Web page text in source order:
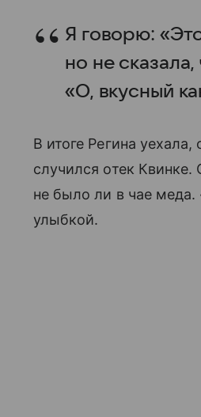
Я говорю:
но не
«О, вкусный
В итоге Регина
случился отек
не было ли в чае меда.
улыбкой.